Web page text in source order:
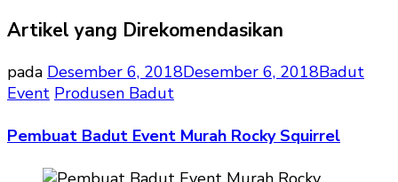
Artikel yang Direkomendasikan
pada Desember 6, 2018Desember 6, 2018Badut
Event Produsen Badut
Pembuat Badut Event Murah Rocky Squirrel